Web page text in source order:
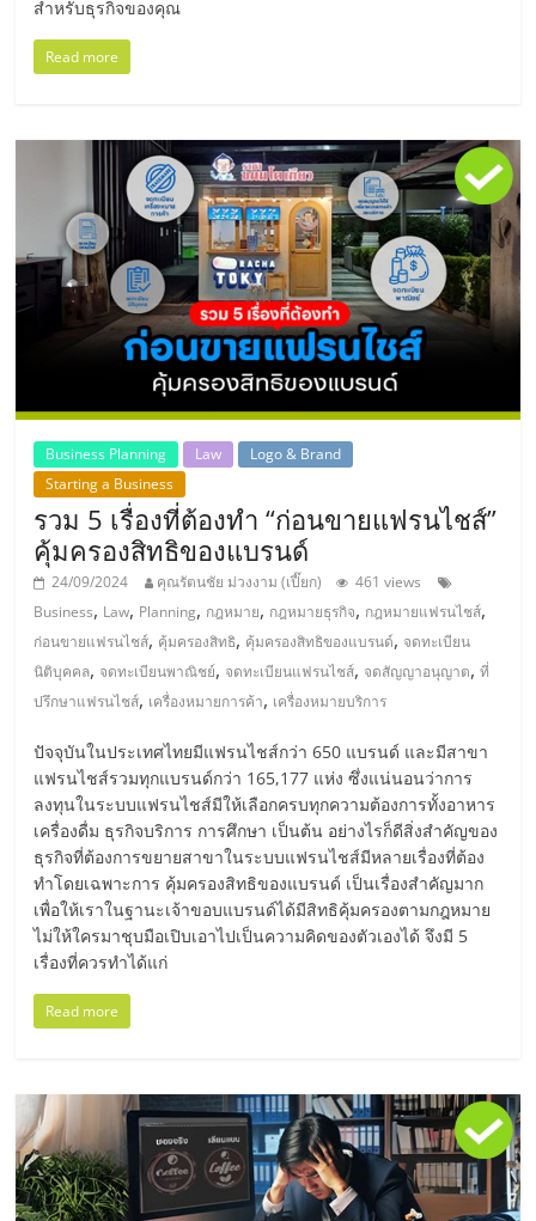
ศูนย์
แฟ
รน
ไชส์
พร้อม
ทำเล
สำหรับ
เปิด
ร้าน
ปรึกษา
ฟรี,
บริการ
พัฒนา
ระบบ
แฟ
รน
ไชส์"
"ศูนย์
สำหรับธุรกิจของคุณ
Read more
Business Planning Law
Logo & Brand
Starting a Business
รวม 5 เรื่องที่ต้องทำ “ก่อนขายแฟรนไชส์”
คุ้มครองสิทธิของแบรนด์
24/09/2024 คุณรัตนชัย ม่วงงาม (เปี๊ยก)
461 views
Business, Law, Planning, กฎหมาย, กฎหมายธุรกิจ, กฎหมายแฟรนไชส์,
ก่อนขายแฟรนไชส์, คุ้มครองสิทธิ, คุ้มครองสิทธิของแบรนด์, จดทะเบียน
นิติบุคคล, จดทะเบียนพาณิชย์, จดทะเบียนแฟรนไชส์, จดสัญญาอนุญาต,ที่
ปรึกษาแฟรนไชส์, เครื่องหมายการค้า, เครื่องหมายบริการ
ปัจจุบันในประเทศไทยมีแฟรนไชส์กว่า 650 แบรนด์ และมีสาขา
แฟรนไชส์รวมทุกแบรนด์กว่า 165,177 แห่ง ซึ่งแน่นอนว่าการ
ลงทุนในระบบแฟรนไชส์มีให้เลือกครบทุกความต้องการทั้งอาหาร
เครื่องดื่ม ธุรกิจบริการ การศึกษา เป็นต้น อย่างไรก็ดีสิ่งสำคัญของ
ธุรกิจที่ต้องการขยายสาขาในระบบแฟรนไชส์มีหลายเรื่องที่ต้อง
ทำโดยเฉพาะการ คุ้มครองสิทธิของแบรนด์ เป็นเรื่องสำคัญมาก
เพื่อให้เราในฐานะเจ้าขอบแบรนด์ได้มีสิทธิคุ้มครองตามกฎหมาย
ไม่ให้ใครมาชุบมือเปิบเอาไปเป็นความคิดของตัวเองได้ จึงมี 5
เรื่องที่ควรทำได้แก่
Read more